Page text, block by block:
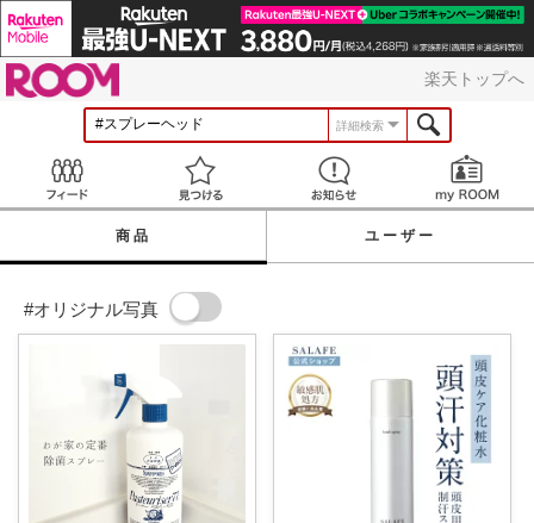
楽天トップへ
詳細検索
見つける お知らせ
商品 ユーザー
#オリジナル写真